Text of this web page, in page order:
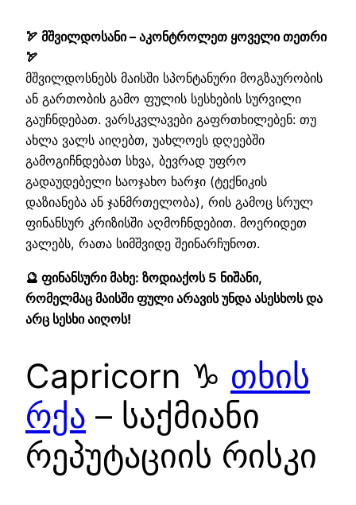
🏹 მშვილდოსანი – აკონტროლეთ ყოველი თეთრი
🏹
მშვილდოსნებს მაისში სპონტანური მოგზაურობის
ან გართობის გამო ფულის სესხების სურვილი
გაუჩნდებათ. ვარსკვლავები გაფრთხილებენ: თუ
ახლა ვალს აიღებთ, უახლოეს დღეებში
გამოგიჩნდებათ სხვა, ბევრად უფრო
გადაუდებელი საოჯახო ხარჯი (ტექნიკის
დაზიანება ან ჯანმრთელობა), რის გამოც სრულ
ფინანსურ კრიზისში აღმოჩნდებით. მოერიდეთ
ვალებს, რათა სიმშვიდე შეინარჩუნოთ.
🔮 ფინანსური მახე: ზოდიაქოს 5 ნიშანი,
რომელმაც მაისში ფული არავის უნდა ასესხოს და
არც სესხი აიღოს!
Capricorn ♑ თხის
რქა – საქმიანი
რეპუტაციის რისკი